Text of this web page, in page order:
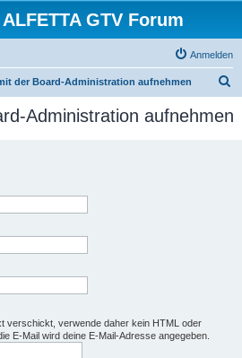
GTV Forum
Anmelden
der Board-Administration aufnehmen
c
Administration aufnehmen
verschickt, verwende daher kein HTML oder
E-Mail wird deine E-Mail-Adresse angegeben.